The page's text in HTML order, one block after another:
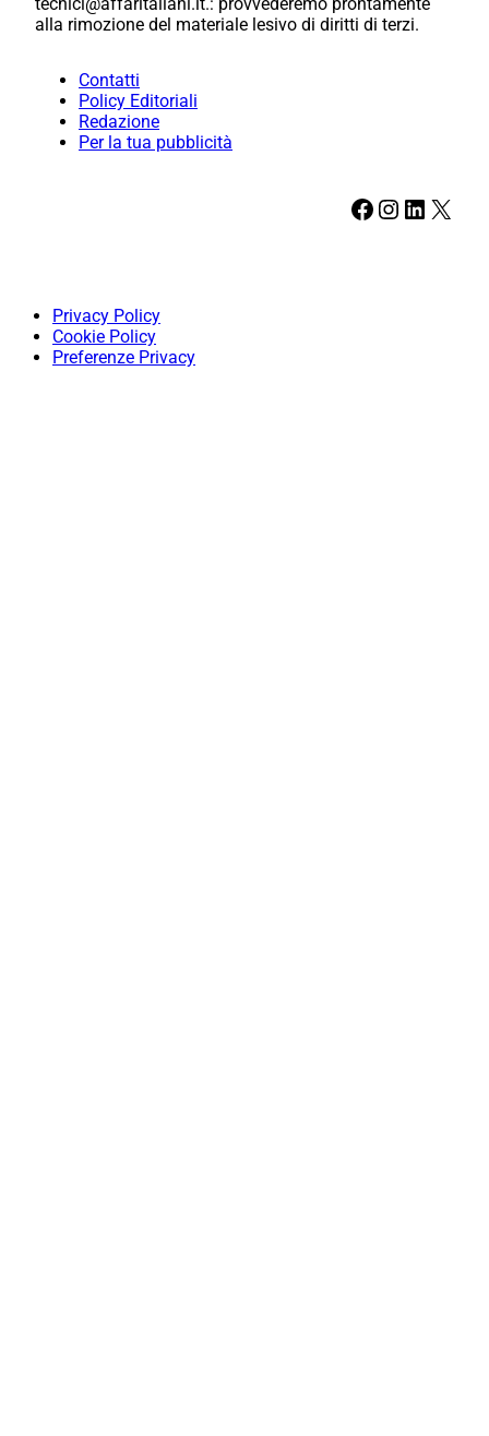
tecnici@affaritaliani.it.: provvederemo prontamente
alla rimozione del materiale lesivo di diritti di terzi.
Contatti
Policy Editoriali
Redazione
Per la tua pubblicità
Facebook Instagram LinkedIn X
Privacy Policy
Cookie Policy
Preferenze Privacy